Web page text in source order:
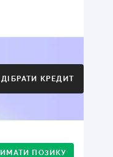
КРЕДИТ
ПОЗИКУ